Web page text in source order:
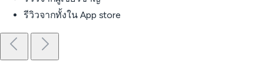
รีวิวจากทั้งใน App store